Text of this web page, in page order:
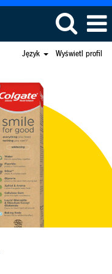
Język Wyświetl profil